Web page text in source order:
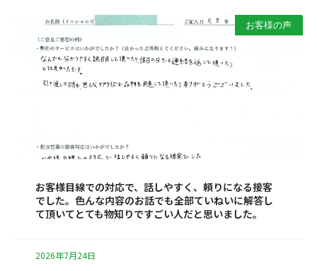
お客様の声
お客様目線での対応で、話しやすく、頼りになる接客
でした。色んな内容のお話でも全部ていねいに解答し
て頂いてとても物知りですごい人だと思いました。
2026年7月24日